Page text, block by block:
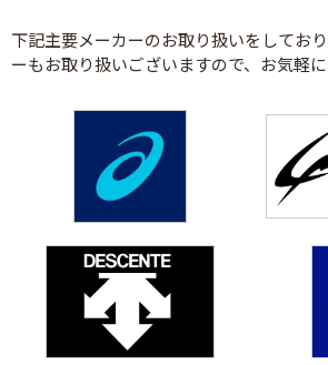
下記主要メーカーのお取り扱いをしてお
ーもお取り扱いございますので、お気軽に